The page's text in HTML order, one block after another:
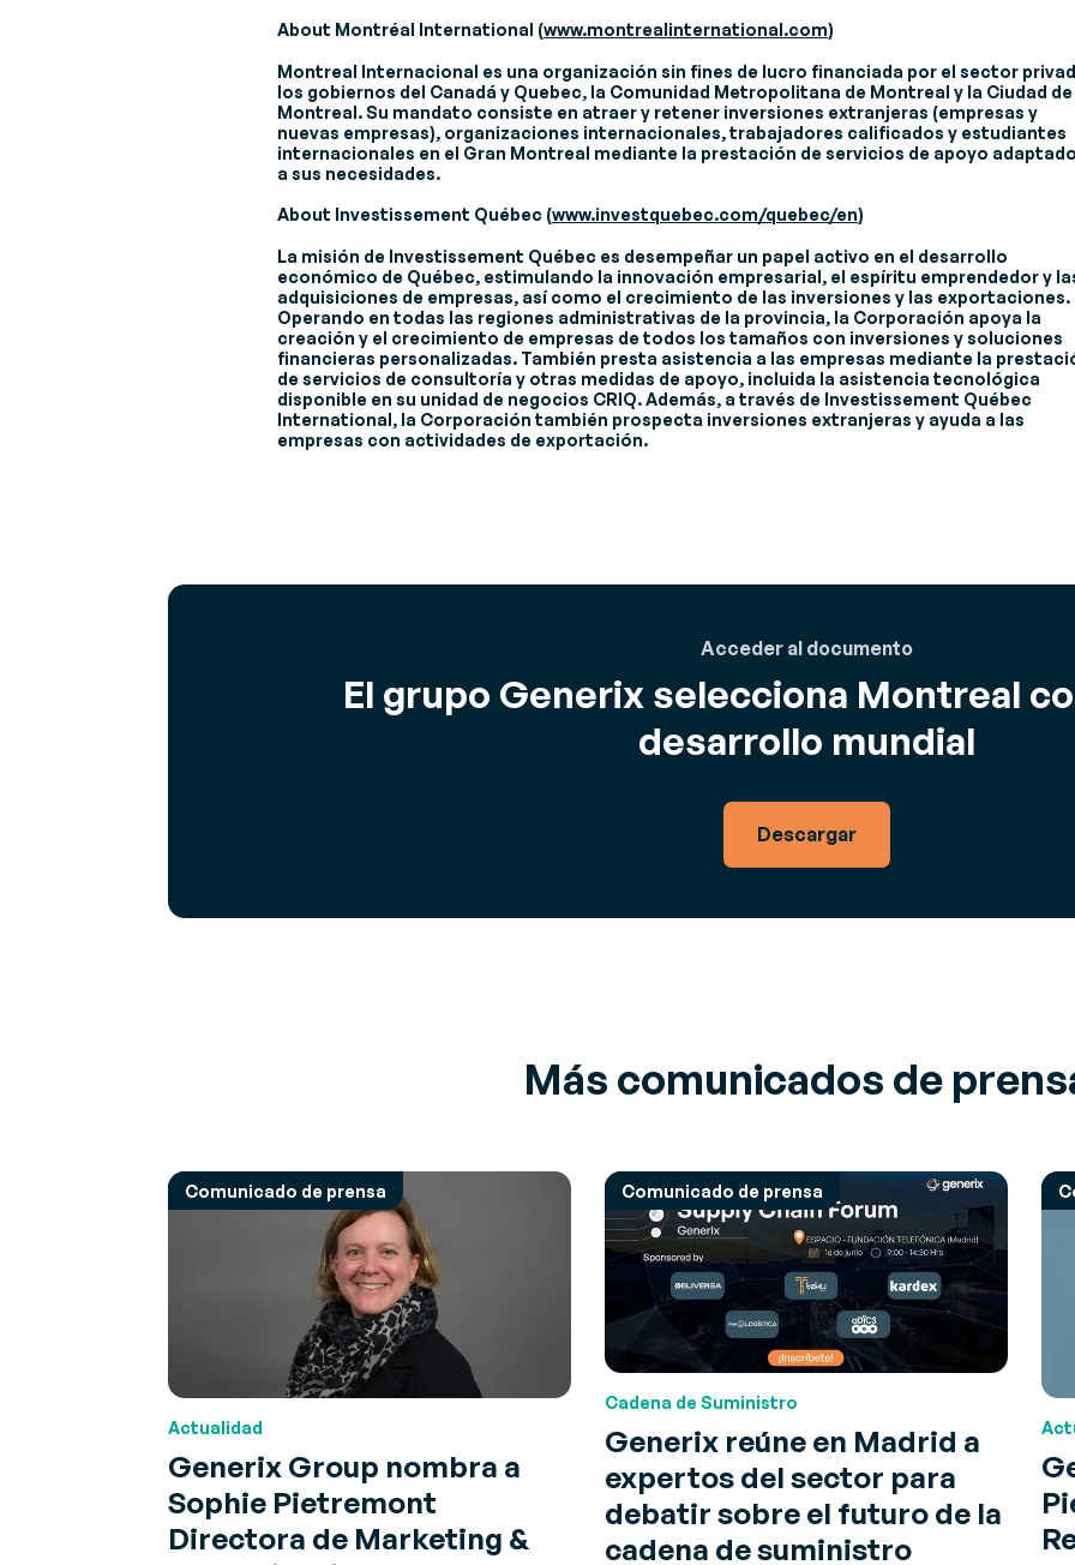
About Montréal International (www.montrealinternational.com)
Montreal Internacional es una organización sin fines de lucro financiada por el sector
los gobiernos del Canadá y Quebec, la Comunidad Metropolitana de Montreal y la Ciudad de
Montreal. Su mandato consiste en atraer y retener inversiones extranjeras (empresas y
nuevas empresas), organizaciones internacionales, trabajadores calificados y estudiantes
internacionales en el Gran Montreal mediante la prestación de servicios de apoyo
a sus necesidades.
About Investissement Québec (www.investquebec.com/quebec/en)
La misión de Investissement Québec es desempeñar un papel activo en el desarrollo
económico de Québec, estimulando la innovación empresarial, el espíritu emprendedor y
adquisiciones de empresas, así como el crecimiento de las inversiones y las exportaciones.
Operando en todas las regiones administrativas de la provincia, la Corporación apoya la
creación y el crecimiento de empresas de todos los tamaños con inversiones y soluciones
financieras personalizadas. También presta asistencia a las empresas mediante la
de servicios de consultoría y otras medidas de apoyo, incluida la asistencia tecnológica
disponible en su unidad de negocios CRIQ. Además, a través de Investissement Québec
International, la Corporación también prospecta inversiones extranjeras y ayuda a las
empresas con actividades de exportación.
Acceder al documento
El grupo Generix selecciona Montreal
desarrollo mundial
Descargar
Más comunicados de
Comunicado de prensa
Actualidad
Generix Group nombra a
Sophie Pietremont
Directora de Marketing &
Comunicado de prensa
Cadena de Suministro
Generix reúne en Madrid a
expertos del sector para
debatir sobre el futuro de la
cadena de suministro